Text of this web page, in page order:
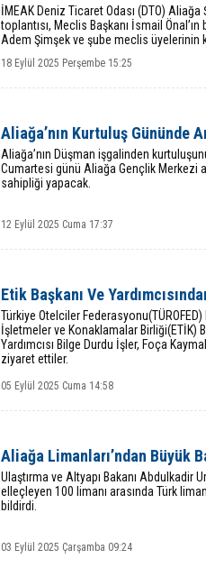
İMEAK Deniz Ticaret Odası (DTO)
toplantısı, Meclis Başkanı İsmail
Adem Şimşek ve şube meclis üyelerinin
18 Eylül 2025 Perşembe 15:25
Aliağa’nın Kurtuluş Gününde
Aliağa’nın Düşman işgalinden
Cumartesi günü Aliağa Gençlik Merkezi
sahipliği yapacak.
12 Eylül 2025 Cuma 17:37
Etik Başkanı Ve
Türkiye Otelciler Federasyonu(TÜROFED)
İşletmeler ve Konaklamalar Birliği(ETİK)
Yardımcısı Bilge Durdu İşler, Foça
ziyaret ettiler.
05 Eylül 2025 Cuma 14:58
Aliağa Limanları’ndan Büyük
Ulaştırma ve Altyapı Bakanı Abdulkadir
elleçleyen 100 limanı arasında Türk
bildirdi.
03 Eylül 2025 Çarşamba 09:24